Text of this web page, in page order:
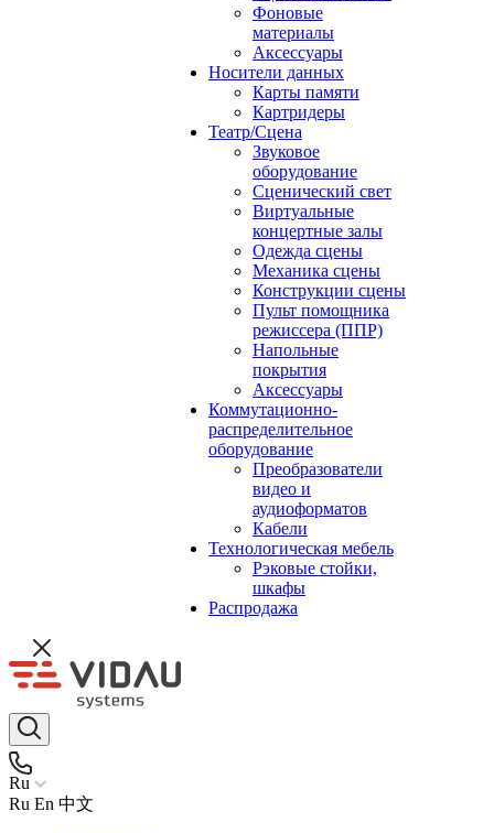
Фоновые
материалы
Аксессуары
Носители данных
Карты памяти
Картридеры
Театр/Сцена
Звуковое
оборудование
Сценический свет
Виртуальные
концертные залы
Одежда сцены
Механика сцены
Конструкции сцены
Пульт помощника
режиссера (ППР)
Напольные
покрытия
Аксессуары
Коммутационно-
распределительное
оборудование
Преобразователи
видео и
аудиоформатов
Кабели
Технологическая мебель
Рэковые стойки,
шкафы
Распродажа
Ru
Ru En 中文